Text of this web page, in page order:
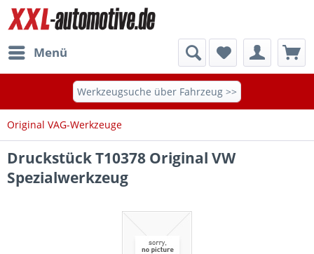
Menü
Werkzeugsuche über Fahrzeug >>
Original VAG-Werkzeuge
Druckstück T10378 Original VW
Spezialwerkzeug